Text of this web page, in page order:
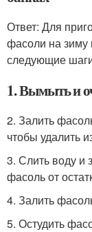
Ответ: Для
фасоли на зиму
следующие
1. Вымыть и
2. Залить
чтобы удалить
3. Слить воду и
фасоль от
4. Залить
5. Остудить